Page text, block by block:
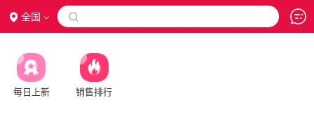
全国 
每日上新 销售排行